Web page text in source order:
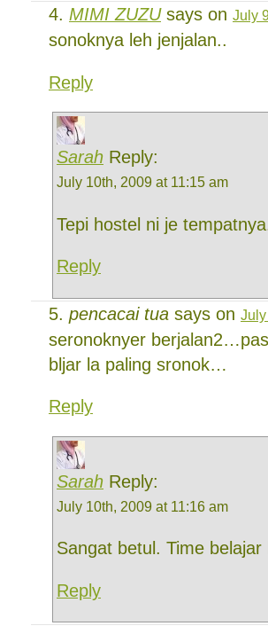
MIMI ZUZUsays on July
sonoknya leh jenjalan..
Reply
Sarah Reply:
July 10th, 2009 at 11:15 am
Tepi hostel ni je
Reply
pencacai tua says on
seronoknyer
bljar la paling sronok…
Reply
Sarah Reply:
July 10th, 2009 at 11:16 am
Sangat betul. Time
Reply